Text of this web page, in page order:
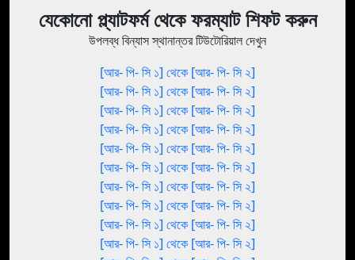
যেকোনো প্ল্যাটফর্ম থেকে ফরম্যাট শিফট করুন
উপলব্ধ বিন্যাস স্থানান্তর টিউটোরিয়াল দেখুন
[আর- পি- সি ১] থেকে [আর- পি- সি ২]
[আর- পি- সি ১] থেকে [আর- পি- সি ২]
[আর- পি- সি ১] থেকে [আর- পি- সি ২]
[আর- পি- সি ১] থেকে [আর- পি- সি ২]
[আর- পি- সি ১] থেকে [আর- পি- সি ২]
[আর- পি- সি ১] থেকে [আর- পি- সি ২]
[আর- পি- সি ১] থেকে [আর- পি- সি ২]
[আর- পি- সি ১] থেকে [আর- পি- সি ২]
[আর- পি- সি ১] থেকে [আর- পি- সি ২]
[আর- পি- সি ১] থেকে [আর- পি- সি ২]